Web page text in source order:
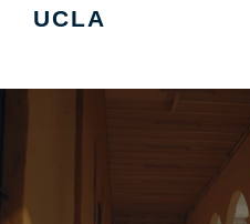
UCLA